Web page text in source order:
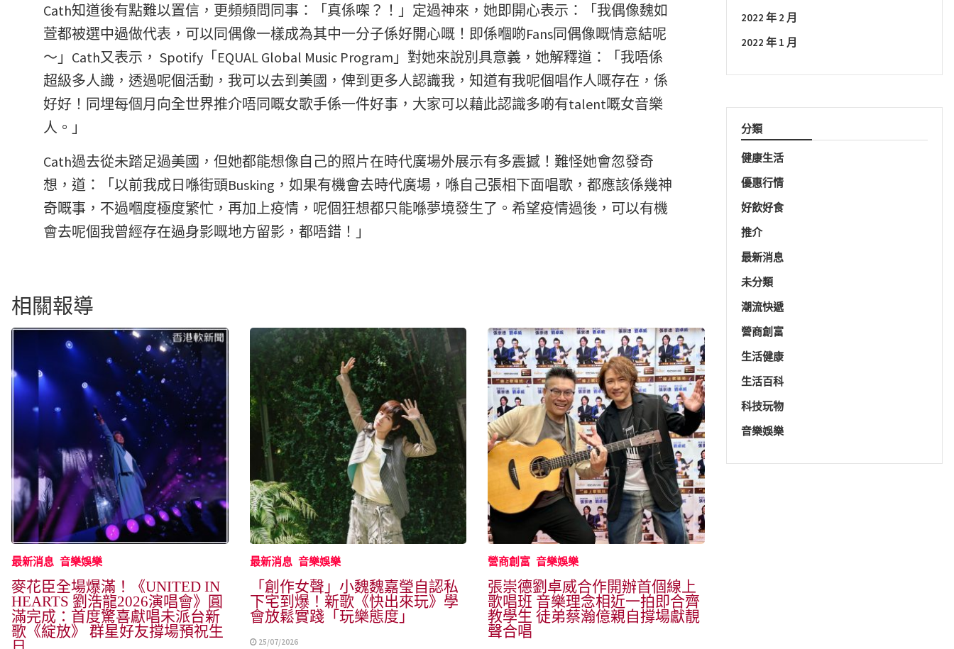
Cath知道後有點難以置信，更頻頻問同事：「真係㗎？！」定過神來，她即開心表示：「我偶像魏如
萱都被選中過做代表，可以同偶像一樣成為其中一分子係好開心嘅！即係嗰啲Fans同偶像嘅情意結呢
～」Cath又表示， Spotify「EQUAL Global Music Program」對她來說別具意義，她解釋道：「我唔係
超級多人識，透過呢個活動，我可以去到美國，俾到更多人認識我，知道有我呢個唱作人嘅存在，係
好好！同埋每個月向全世界推介唔同嘅女歌手係一件好事，大家可以藉此認識多啲有talent嘅女音樂
人。」
Cath過去從未踏足過美國，但她都能想像自己的照片在時代廣場外展示有多震撼！難怪她會忽發奇
想，道：「以前我成日喺街頭Busking，如果有機會去時代廣場，喺自己張相下面唱歌，都應該係幾神
奇嘅事，不過嗰度極度繁忙，再加上疫情，呢個狂想都只能喺夢境發生了。希望疫情過後，可以有機
會去呢個我曾經存在過身影嘅地方留影，都唔錯！」
相關報導
最新消息 音樂娛樂
麥花臣全場爆滿！《UNITED IN
HEARTS 劉浩龍2026演唱會》圓
滿完成：首度驚喜獻唱未派台新
歌《綻放》 群星好友撐場預祝生
最新消息 音樂娛樂
「創作女聲」小魏魏嘉瑩自認私
下宅到爆！新歌《快出來玩》學
會放鬆實踐「玩樂態度」
25/07/2026
營商創富 音樂娛樂
張崇德劉卓威合作開辦首個線上
歌唱班 音樂理念相近一拍即合齊
教學生 徒弟蔡瀚億親自撐場獻靚
聲合唱
2022 年 2 月
2022 年 1 月
分類
健康生活
優惠行情
好飲好食
推介
最新消息
未分類
潮流快遞
營商創富
生活健康
生活百科
科技玩物
音樂娛樂